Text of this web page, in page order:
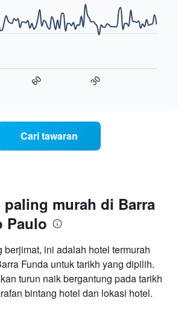
60 30
Cari tawaran
murah di Barra
Paulo
berjimat, ini adalah hotel termurah
Funda untuk tarikh yang dipilih.
turun naik bergantung pada tarikh
bintang hotel dan lokasi hotel.